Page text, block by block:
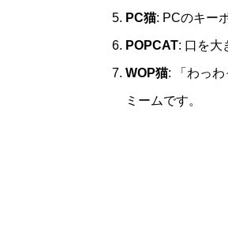
PC猫: PCのキー
POPCAT: 口を大
WOP猫: 「わっ
ミームです。